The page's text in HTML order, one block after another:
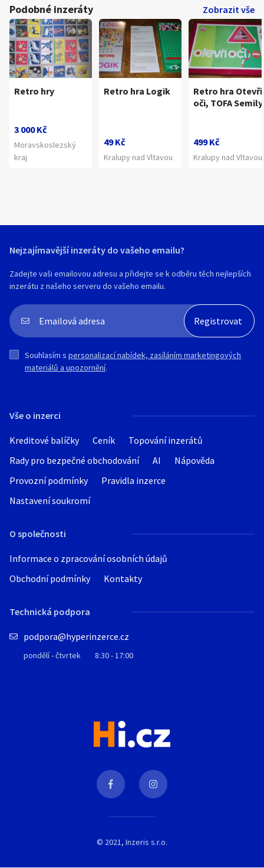
Podobné inzeráty Zobrazit vše
Retro hry
3 000 Kč
Moravskoslezský
kraj
Retro hra Logik
49 Kč
Kralupy nad Vltavou
Retro hra Otevři
oči, TOFA Semily
499 Kč
Kralupy nad Vltavou
Vše o inzerci
Kreditové balíčky Ceník
Topování inzerátů
Rady pro bezpečné obchodování
AI
Nápověda
Provozní podmínky
Pravidla inzerce
Nastavení soukromí
O společnosti
Informace o zpracování osobních údajů
Obchodní podmínky
Kontakty
Technická podpora
podpora@hyperinzerce.cz
pondělí - čtvrtek 8:30 - 17:00
Nejzajímavější inzeráty do vašeho emailu?
Zadejte vaši emailovou adresu a přidejte se k odběru těch nejlepších
inzerátu z našeho serveru do vašeho emailu.
Souhlasím s personalizací nabídek, zasíláním marketingových
materiálů a upozornění.
© 2021, Inzeris s.r.o.